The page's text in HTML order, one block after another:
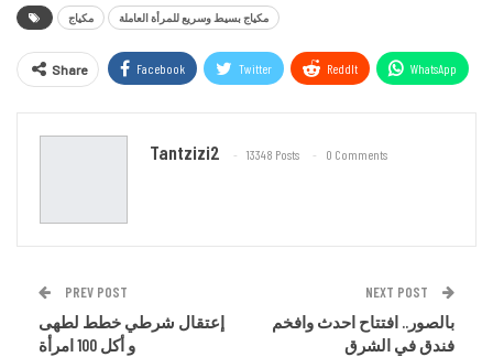
مكياج مكياج بسيط وسريع للمرأة العاملة
Share Facebook Twitter ReddIt WhatsApp
Tantzizi2 13348 Posts 0 Comments
PREV POST
إعتقال شرطي خطط لطهى
و أكل 100 امرأة
NEXT POST
بالصور.. افتتاح احدث وافخم
فندق في الشرق